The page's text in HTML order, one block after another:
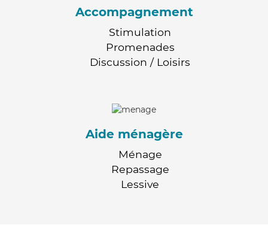
Accompagnement
Stimulation
Promenades
Discussion / Loisirs
Aide ménagère
Ménage
Repassage
Lessive